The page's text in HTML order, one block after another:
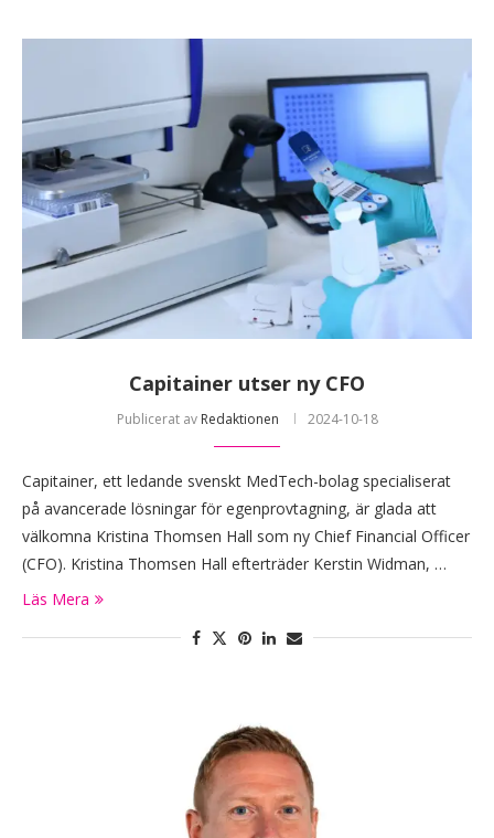
Capitainer utser ny CFO
Publicerat av Redaktionen 2024-10-18
Capitainer, ett ledande svenskt MedTech-bolag specialiserat
på avancerade lösningar för egenprovtagning, är glada att
välkomna Kristina Thomsen Hall som ny Chief Financial Officer
(CFO). Kristina Thomsen Hall efterträder Kerstin Widman, …
Läs Mera